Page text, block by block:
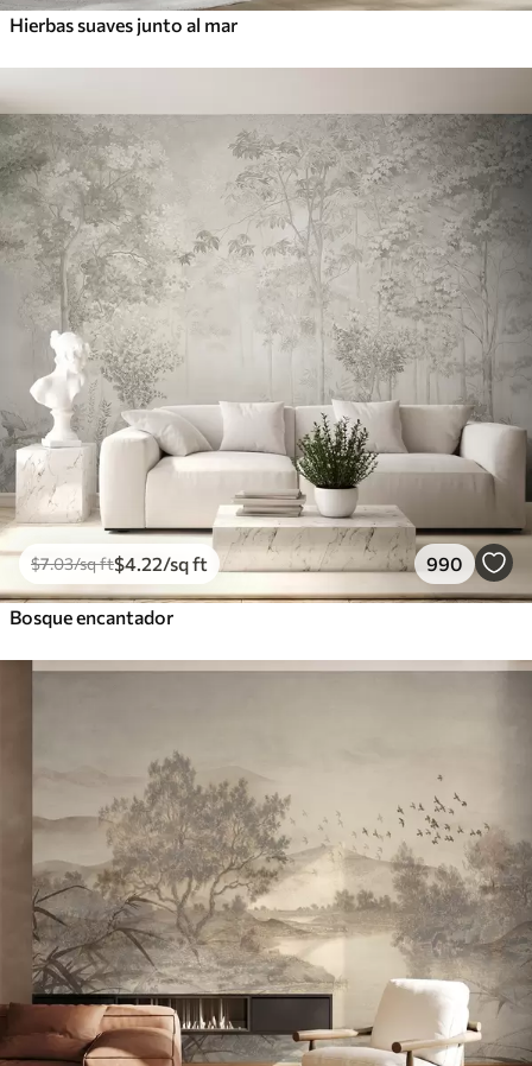
Hierbas suaves junto al mar
$7.03/sq ft$4 .22/sq ft 990
Bosque encantador